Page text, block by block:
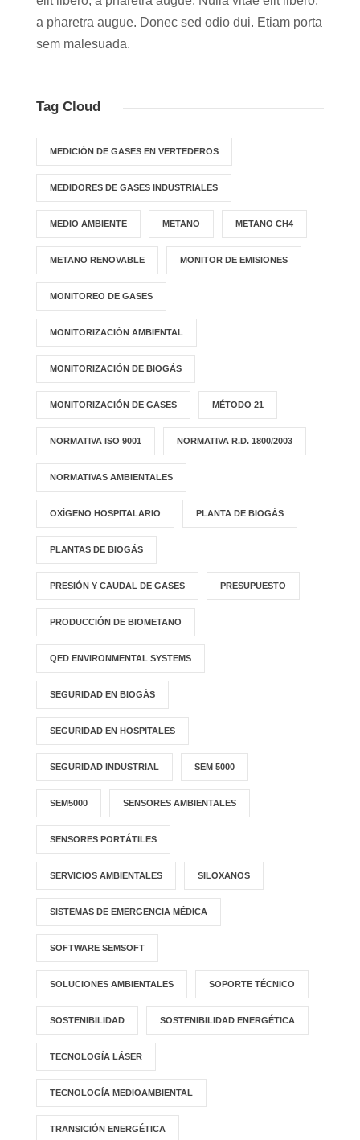
a pharetra augue. Donec sed odio dui. Etiam porta
sem malesuada.
Tag Cloud
MEDICIÓN DE GASES EN VERTEDEROS
MEDIDORES DE GASES INDUSTRIALES
MEDIO AMBIENTE METANO METANO CH4
METANO RENOVABLE MONITOR DE EMISIONES
MONITOREO DE GASES
MONITORIZACIÓN AMBIENTAL
MONITORIZACIÓN DE BIOGÁS
MONITORIZACIÓN DE GASES MÉTODO 21
NORMATIVA ISO 9001 NORMATIVA R.D. 1800/2003
NORMATIVAS AMBIENTALES
OXÍGENO HOSPITALARIO PLANTA DE BIOGÁS
PLANTAS DE BIOGÁS
PRESIÓN Y CAUDAL DE GASES PRESUPUESTO
PRODUCCIÓN DE BIOMETANO
QED ENVIRONMENTAL SYSTEMS
SEGURIDAD EN BIOGÁS
SEGURIDAD EN HOSPITALES
SEGURIDAD INDUSTRIAL SEM 5000
SEM5000 SENSORES AMBIENTALES
SENSORES PORTÁTILES
SERVICIOS AMBIENTALES SILOXANOS
SISTEMAS DE EMERGENCIA MÉDICA
SOFTWARE SEMSOFT
SOLUCIONES AMBIENTALES SOPORTE TÉCNICO
SOSTENIBILIDAD SOSTENIBILIDAD ENERGÉTICA
TECNOLOGÍA LÁSER
TECNOLOGÍA MEDIOAMBIENTAL
TRANSICIÓN ENERGÉTICA